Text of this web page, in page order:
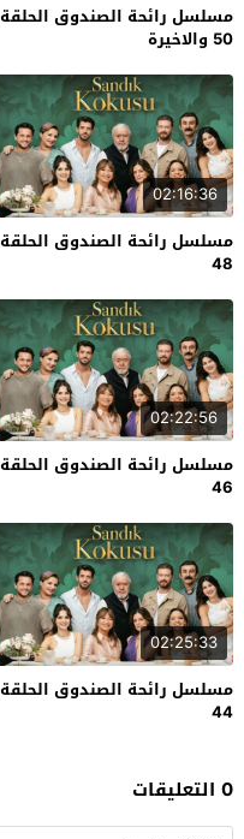
مسلسل رائحة الصندوق الحلقة
50 والاخيرة
02:16:36
مسلسل رائحة الصندوق الحلقة
48
02:22:56
مسلسل رائحة الصندوق الحلقة
46
02:25:33
مسلسل رائحة الصندوق الحلقة
44
0 التعليقات